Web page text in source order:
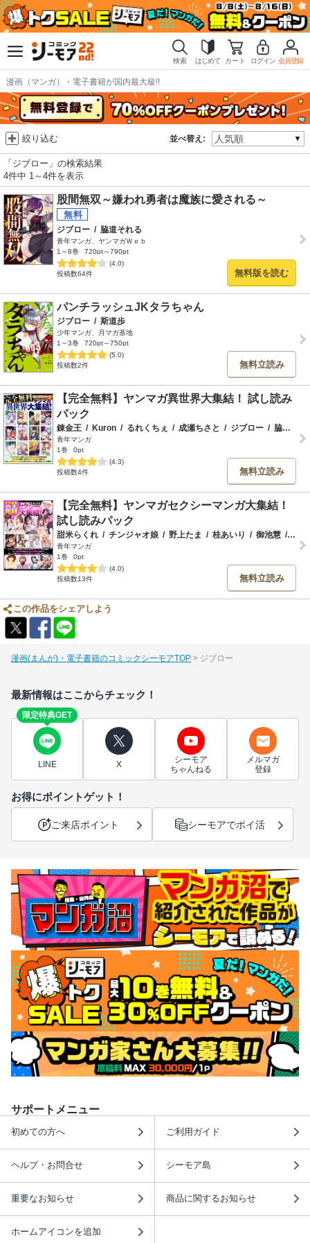
検索 はじめて カート ログイン 会員登録
漫画（マンガ）・電子書籍が国内最大級!!
並べ替え:
絞り込む
「ジブロー」の検索結果
4件中 1～4件を表示
股間無双～嫌われ勇者は魔族に愛される～
ジブロー / 脇道それる
青年マンガ、ヤンマガＷｅｂ
1～8巻
720pt～790pt
(4.0)
投稿数64件
無料版を読む
パンチラッシュJKタラちゃん
ジブロー / 斯道歩
少年マンガ、月マガ基地
1～3巻
720pt～750pt
(5.0)
投稿数2件
無料立読み
【完全無料】ヤンマガ異世界大集結！ 試し読み
パック
錬金王 / Kuron / るれくちぇ / 成瀬ちさと / ジブロー / 脇道それる
青年マンガ
1巻
0pt
(4.3)
投稿数4件
無料立読み
【完全無料】ヤンマガセクシーマンガ大集結！
試し読みパック
甜米らくれ / チンジャオ娘 / 野上たま / 桂あいり / 御池慧 / じ
青年マンガ
1巻
0pt
(4.0)
投稿数13件
無料立読み
この作品をシェアしよう
漫画(まんが)・電子書籍のコミックシーモアTOP ジブロー
最新情報はここからチェック！
限定特典GET
LINE X
シーモア
ちゃんねる
メルマガ
登録
お得にポイントゲット！
ご来店ポイント シーモアでポイ活
サポートメニュー
初めての方へ ご利用ガイド
ヘルプ・お問合せ シーモア島
重要なお知らせ 商品に関するお知らせ
ホームアイコンを追加